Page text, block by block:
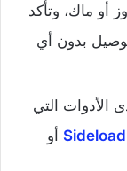
أو ماك، وتأكد
بدون أي
الأدوات التي
أو